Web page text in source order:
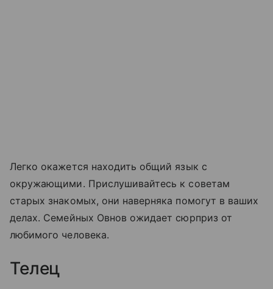
Легко окажется находить общий язык с
окружающими. Прислушивайтесь к советам
старых знакомых, они наверняка помогут в ваших
делах. Семейных Овнов ожидает сюрприз от
любимого человека.
Телец